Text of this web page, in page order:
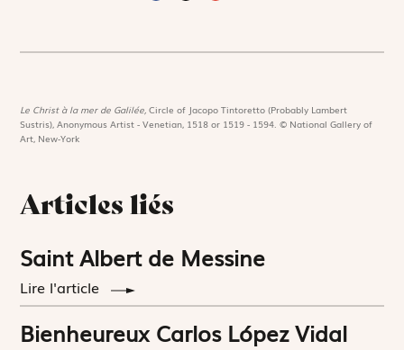
Le Christ à la mer de Galilée,Circle of Jacopo Tintoretto (Probably Lambert
Sustris), Anonymous Artist - Venetian, 1518 or 1519 - 1594. © National Gallery of
Art, New-York
Articles liés
Saint Albert de Messine
Lire l'article
Bienheureux Carlos López Vidal